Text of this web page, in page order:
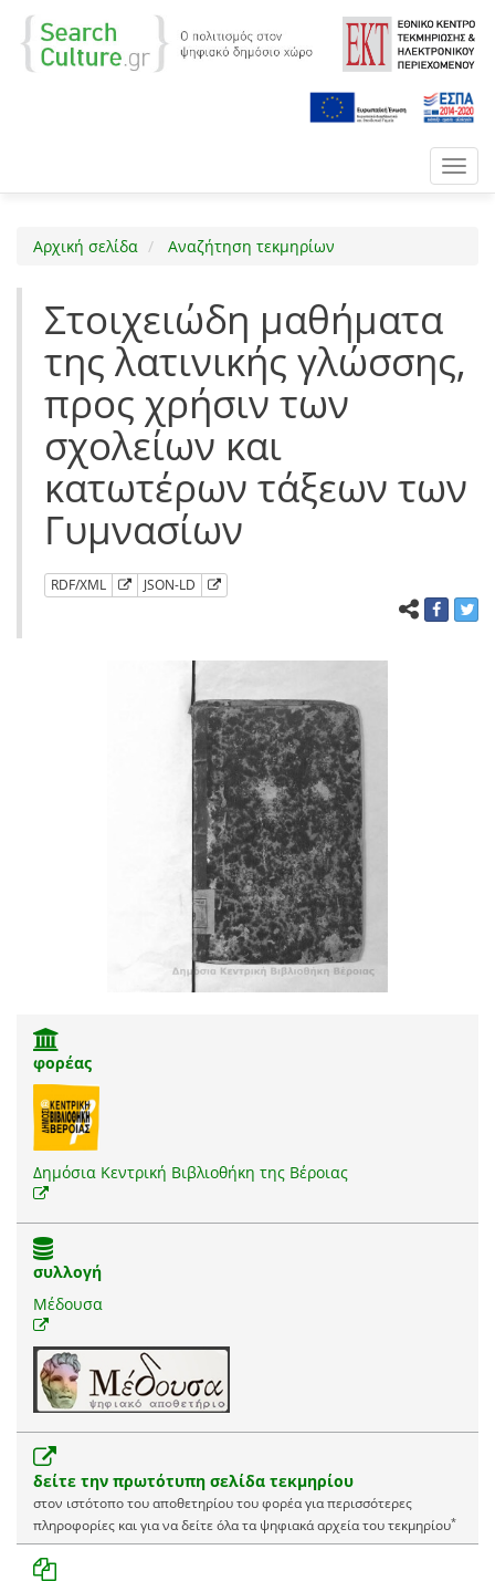
Αρχική σελίδα Αναζήτηση τεκμηρίων
Στοιχειώδη μαθήματα
της λατινικής γλώσσης,
προς χρήσιν των
σχολείων και
κατωτέρων τάξεων των
Γυμνασίων
RDF/XML JSON-LD
φορέας
Δημόσια Κεντρική Βιβλιοθήκη της Βέροιας
συλλογή
Μέδουσα
δείτε την πρωτότυπη σελίδα τεκμηρίου
στον ιστότοπο του αποθετηρίου του φορέα για περισσότερες
πληροφορίες και για να δείτε όλα τα ψηφιακά αρχεία του τεκμηρίου*